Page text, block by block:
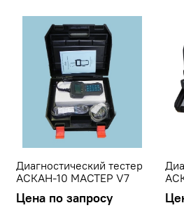
Диагностический тестер
АСКАН-10 МАСТЕР V7
Цена по запросу